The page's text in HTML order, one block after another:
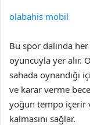
olabahis mobil
Bu spor dalında
oyuncuyla yer alır.
sahada oynandığı
ve karar verme
yoğun tempo içerir
kalmasını sağlar.